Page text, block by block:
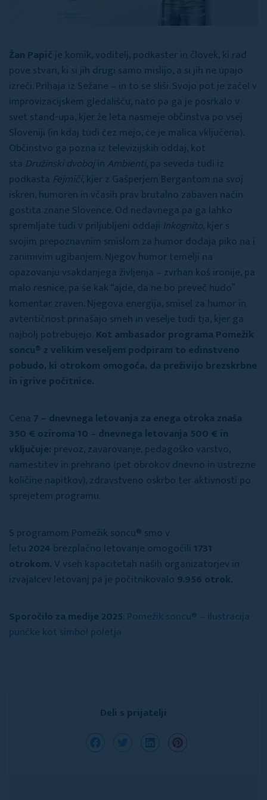
Žan Papičje komik, voditelj, podkaster in človek, ki rad
pove stvari, ki si jih drugi samo mislijo, a si jih ne upajo
izreči. Prihaja iz Sežane – in to se sliši. Svojo pot je začel v
improvizacijskem gledališču, nato pa ga je posrkalo v
svet stand-upa, kjer že leta nasmeje občinstva po vsej
Sloveniji (in kdaj tudi čez mejo, če je malica vključena).
Občinstvo ga pozna iz televizijskih oddaj, kot
sta Družinski dvobojin Ambienti, pa seveda tudi iz
podkasta Fejmiči, kjer z Gašperjem Bergantom na svoj
iskren, humoren in včasih prav brutalno zabaven način
gostita znane Slovence. Od nedavnega pa ga lahko
spremljate tudi v priljubljeni oddaji Inkognito, kjer s
svojim prepoznavnim smislom za humor dodaja piko na i
zanimivim ugibanjem. Njegov humor temelji na
opazovanju vsakdanjega življenja – zvrhan koš ironije, pa
malo resnice, pa še kak “ajde, da ne bo preveč hudo”
komentar zraven. Njegova energija, smisel za humor in
avtentičnost prinašajo smeh in veselje tudi tja, kjer ga
najbolj potrebujejo. Kot ambasador programa Pomežik
soncu® z velikim veseljem podpiram to edinstveno
pobudo, ki otrokom omogoča, da preživijo brezskrbne
in igrive počitnice.
Cena 7 – dnevnega letovanja za enega otroka znaša
350 € oziroma 10 – dnevnega letovanja 500 € in
vključuje: prevoz, zavarovanje, pedagoško varstvo,
namestitev in prehrano (pet obrokov dnevno in ustrezne
količine napitkov), zdravstveno oskrbo ter aktivnosti po
sprejetem programu.
S programom Pomežik soncu® smo v
letu 2024 brezplačno letovanje omogočili 1731
otrokom. V vseh kapacitetah naših organizatorjev in
izvajalcev letovanj pa je počitnikovalo 9.956 otrok.
Sporočilo za medije 2025 Pomežik soncu® – ilustracija
punčke kot simbol poletja
Deli s prijatelji